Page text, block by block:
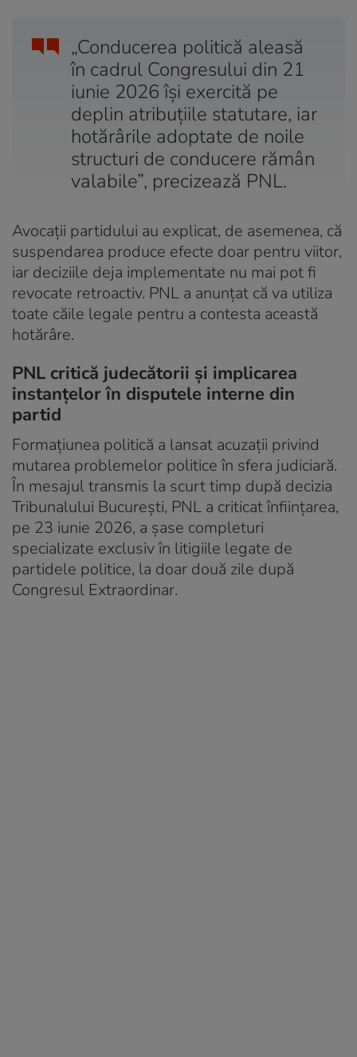
„Conducerea politică aleasă
în cadrul Congresului din 21
iunie 2026 își exercită pe
deplin atribuțiile statutare, iar
hotărârile adoptate de noile
structuri de conducere rămân
valabile”, precizează PNL.
Avocații partidului au explicat, de asemenea, că
suspendarea produce efecte doar pentru viitor,
iar deciziile deja implementate nu mai pot fi
revocate retroactiv. PNL a anunțat că va utiliza
toate căile legale pentru a contesta această
hotărâre.
PNL critică judecătorii și implicarea
instanțelor în disputele interne din
partid
Formațiunea politică a lansat acuzații privind
mutarea problemelor politice în sfera judiciară.
În mesajul transmis la scurt timp după decizia
Tribunalului București, PNL a criticat înființarea,
pe 23 iunie 2026, a șase completuri
specializate exclusiv în litigiile legate de
partidele politice, la doar două zile după
Congresul Extraordinar.